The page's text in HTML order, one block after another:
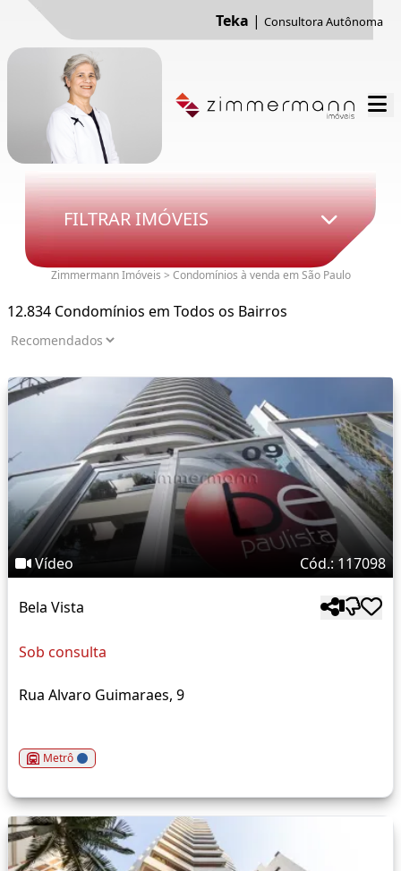
Teka | Consultora Autônoma
FILTRAR IMÓVEIS
Zimmermann Imóveis > Condomínios à venda em São Paulo
12.834 Condomínios em Todos os Bairros
Vídeo Cód.: 117098
Bela Vista
Sob consulta
Rua Alvaro Guimaraes, 9
Metrô